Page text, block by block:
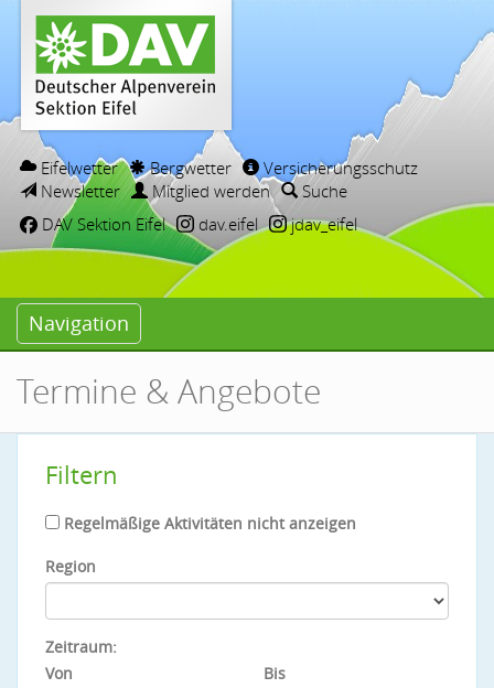
Eifelwetter Bergwetter
Versicherungsschutz
Newsletter
Mitglied werden
Suche
DAV Sektion Eifel
dav.eifel jdav_eifel
Navigation
Termine & Angebote
Filtern
Regelmäßige Aktivitäten nicht anzeigen
Region
Zeitraum:
Von
Bis